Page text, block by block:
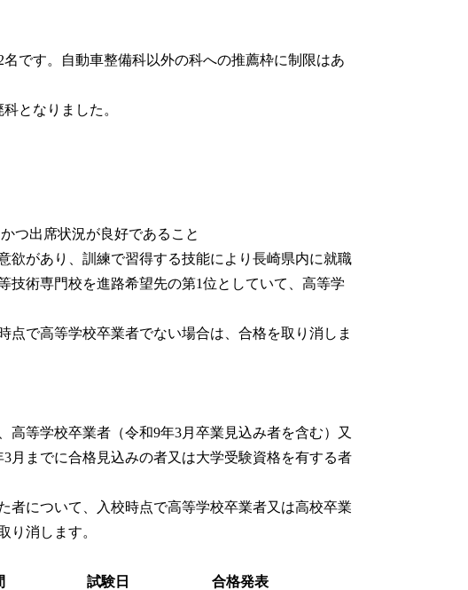
です。自動車整備科以外の科への推薦枠に制限はあ
となりました。
つ出席状況が良好であること
欲があり、訓練で習得する技能により長崎県内に就職
技術専門校を進路希望先の第1位としていて、高等学
で高等学校卒業者でない場合は、合格を取り消しま
高等学校卒業者（令和9年3月卒業見込み者を含む）又
月までに合格見込みの者又は大学受験資格を有する者
について、入校時点で高等学校卒業者又は高校卒業
り消します。
試験日 合格発表